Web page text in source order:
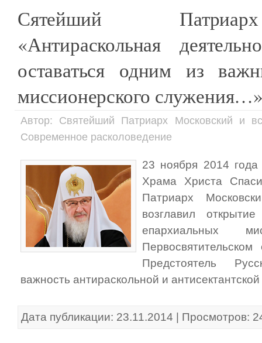
Сятейший
«Антираскольная
оставаться одним из
миссионерского
Автор: Святейший Патриарх Московский и
Современное расколоведение
23 ноября 2014
Храма Христа
Патриарх
возглавил
епархиальных
Предстоятель
важность антираскольной и
Дата публикации: 23.11.2014 | Просмотров: